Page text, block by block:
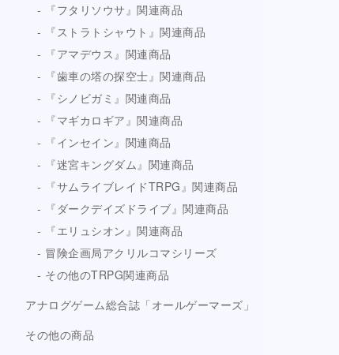
『フタリソウサ』関連商品
『ストラトシャウト』関連商品
『アマデウス』関連商品
『歯車の塔の探空士』関連商品
『シノビガミ』関連商品
『マギカロギア』関連商品
『インセイン』関連商品
『迷宮キングダム』関連商品
『サムライブレイドTRPG』関連商品
『ダークデイズドライブ』関連商品
『エリュシオン』関連商品
冒険企画局アクリルコマシリーズ
その他のTRPG関連商品
アナログゲーム総合誌「オールゲーマーズ」
その他の商品